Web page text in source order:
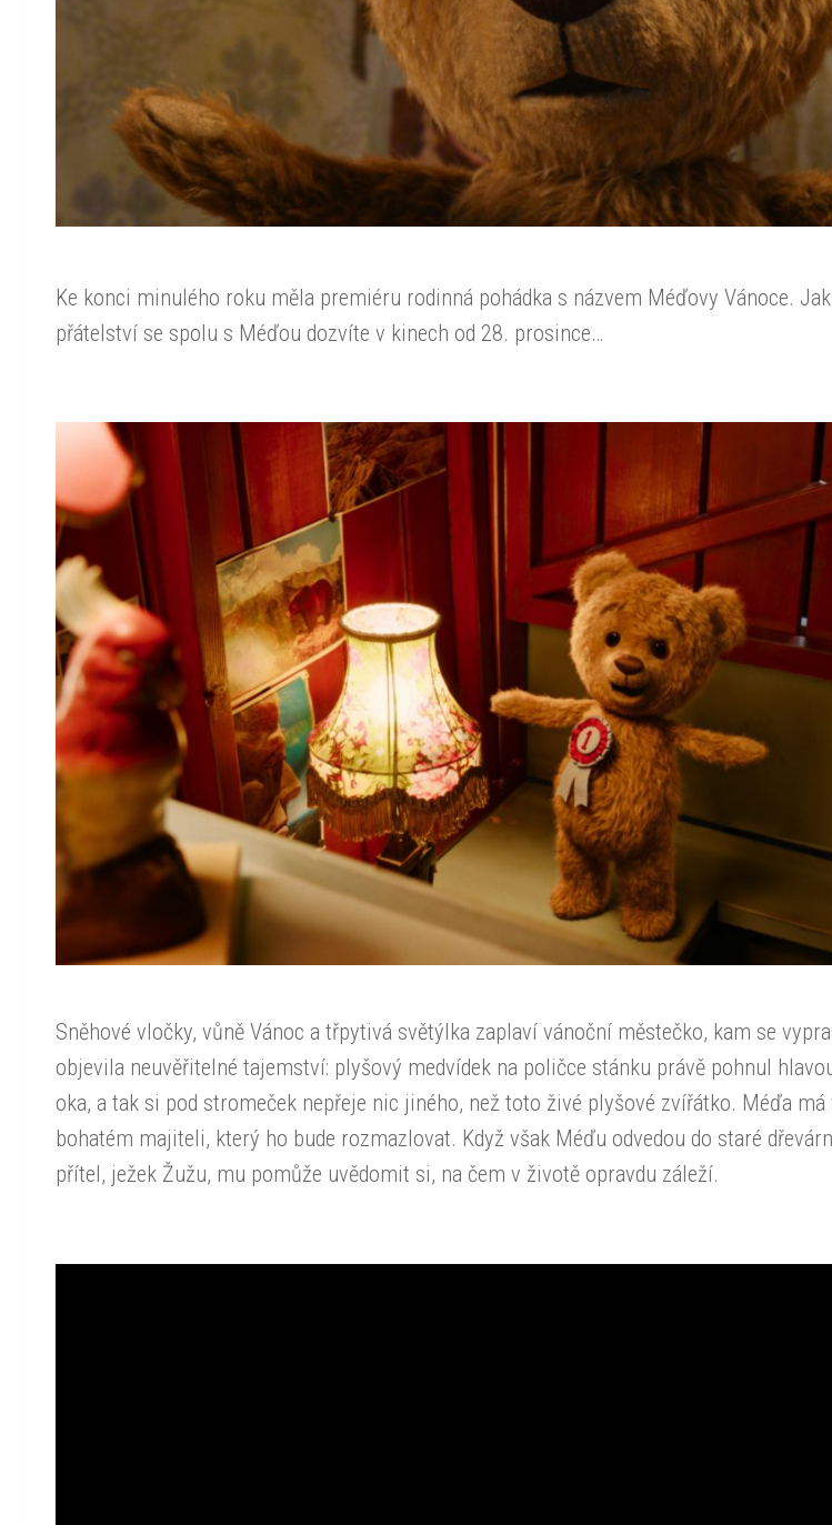
Ke konci minulého roku měla premiéru rodinná pohádka s názvem Méďovy Vánoce.
přátelství se spolu s Méďou dozvíte v kinech od 28. prosince…
Sněhové vločky, vůně Vánoc a třpytivá světýlka zaplaví vánoční městečko, kam se
objevila neuvěřitelné tajemství: plyšový medvídek na poličce stánku právě pohnul
oka, a tak si pod stromeček nepřeje nic jiného, než toto živé plyšové zvířátko. Méďa
bohatém majiteli, který ho bude rozmazlovat. Když však Méďu odvedou do staré
přítel, ježek Žužu, mu pomůže uvědomit si, na čem v životě opravdu záleží.